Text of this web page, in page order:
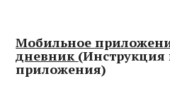
Мобильное
дневник (Инструкция
приложения)